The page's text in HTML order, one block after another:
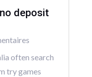
deposit
often search
try games